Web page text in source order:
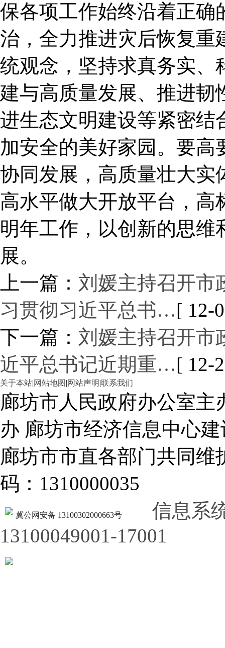
保各项工作始终沿着正确
治，全力推进灾后恢复重
统观念，坚持求真务实、
建与高质量发展、推进韧
进生态文明建设等紧密结
加安全的美好家园。要
协同发展，高质量壮大实
高水平做大开放平台，高
明年工作，以创新的思
展。
上一篇： 刘媛主持召开市
习贯彻习近平总书…[ 12-
下一篇： 刘媛主持召开市
近平总书记近期重…[ 12-
关于本站|网站地图 |网站声明|联系我们
廊坊市人民政府办公室
办 廊坊市经济信息中心建
廊坊市市直各部门共同
码：1310000035
冀公网安备 13100302000663号
信息系
13100049001-17001